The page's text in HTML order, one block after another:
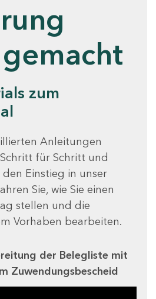
zum
Anleitungen
für Schritt und
Einstieg in unser
Sie, wie Sie einen
stellen und die
Vorhaben bearbeiten.
der Belegliste mit
Zuwendungsbescheid